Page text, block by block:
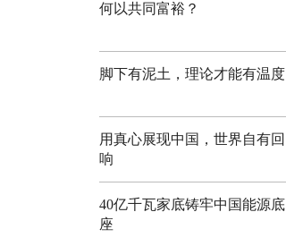
何以共同富裕？
脚下有泥土，理论才能有温度
用真心展现中国，世界自有回
响
40亿千瓦家底铸牢中国能源底
座